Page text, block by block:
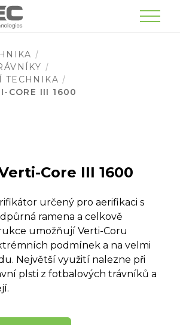
Menu
TECHNIKA
CORE III 1600
Core III 1600
určený pro aerifikaci s
ramena a celkově
umožňují Verti-Coru
podmínek a na velmi
Největší využití nalezne při
plsti z fotbalových trávníků a